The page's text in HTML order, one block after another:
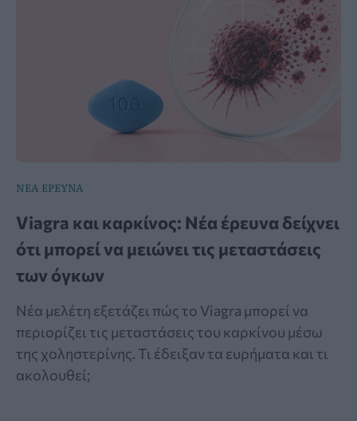
ΝΕΑ ΕΡΕΥΝΑ
Viagra και καρκίνος: Νέα έρευνα δείχνει
ότι μπορεί να μειώνει τις μεταστάσεις
των όγκων
Νέα μελέτη εξετάζει πώς το Viagra μπορεί να
περιορίζει τις μεταστάσεις του καρκίνου μέσω
της χοληστερίνης. Τι έδειξαν τα ευρήματα και τι
ακολουθεί;